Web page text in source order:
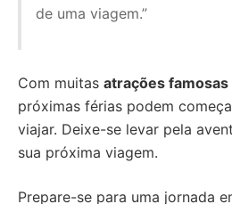
de uma viagem.”
Com muitas atrações famosas
próximas férias podem
viajar. Deixe-se levar pela
sua próxima viagem.
Prepare-se para uma jornada